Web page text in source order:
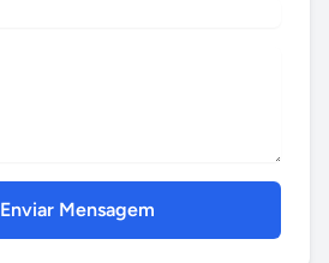
Enviar Mensagem